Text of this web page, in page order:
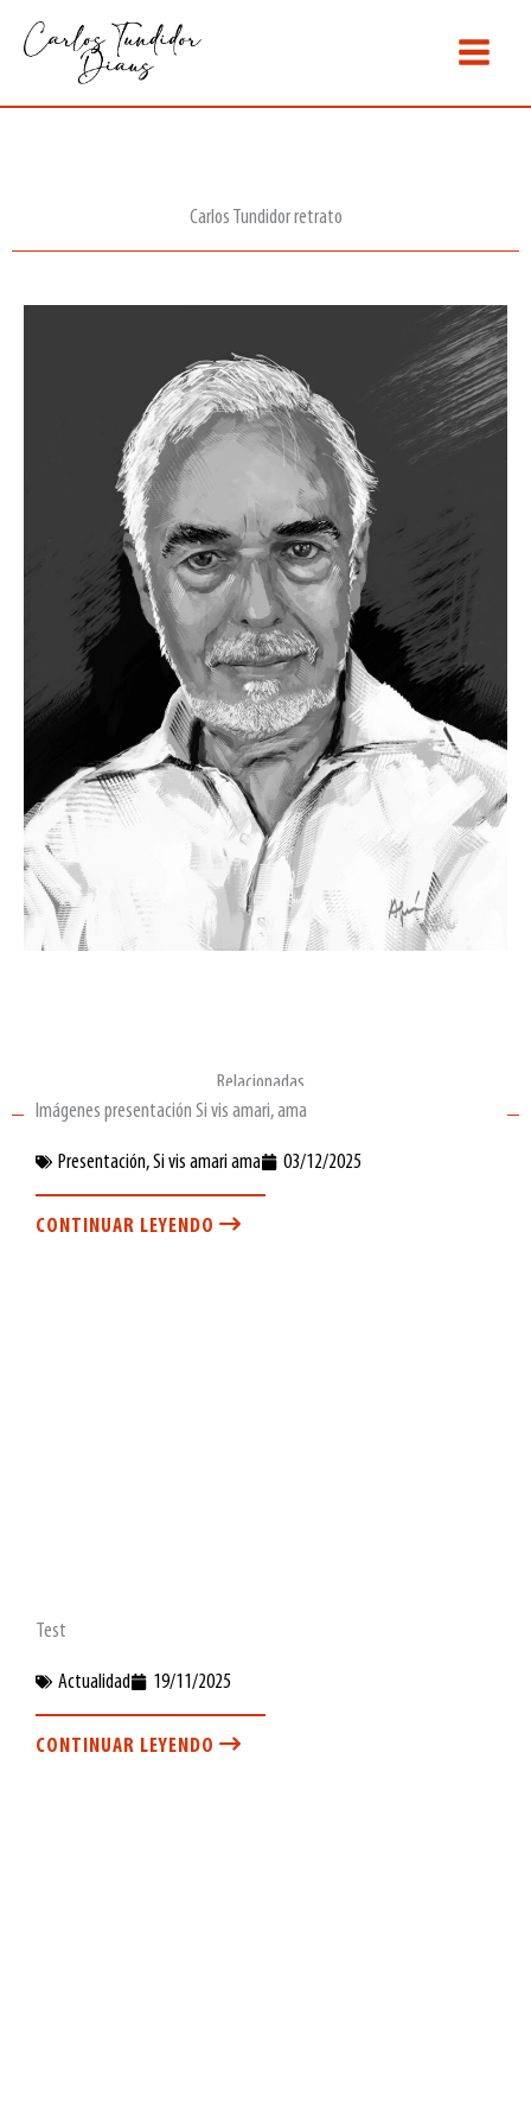
Carlos Tundidor retrato
Relacionadas...
Imágenes presentación Si vis amari, ama
Presentación,Si vis amari ama 03/12/2025
CONTINUAR LEYENDO
Test
Actualidad 19/11/2025
CONTINUAR LEYENDO